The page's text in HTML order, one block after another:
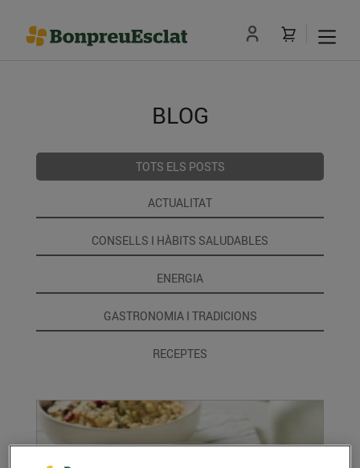
BLOG
TOTS ELS POSTS
ACTUALITAT
CONSELLS I HÀBITS SALUDABLES
ENERGIA
GASTRONOMIA I TRADICIONS
RECEPTES